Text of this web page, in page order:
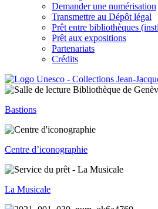
Demander une numérisation
Transmettre au Dépôt légal
Prêt entre bibliothèques
Prêt aux expositions
Partenariats
Crédits
Bastions
Centre d’iconographie
La Musicale